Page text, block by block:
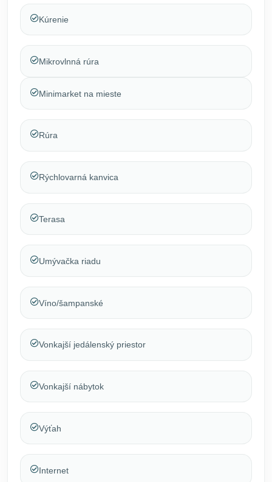
Kúrenie
Mikrovlnná rúra
Minimarket na mieste
Rúra
Rýchlovarná kanvica
Terasa
Umývačka riadu
Víno/šampanské
Vonkajší jedálenský priestor
Vonkajší nábytok
Výťah
Internet